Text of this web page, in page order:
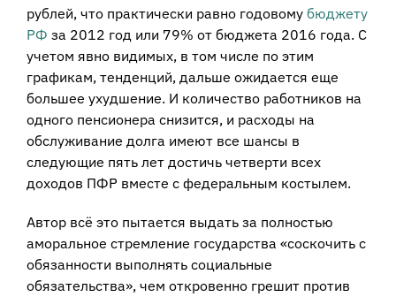
рублей, что практически равно годовому бюджету
РФ за 2012 год или 79% от бюджета 2016 года. С
учетом явно видимых, в том числе по этим
графикам, тенденций, дальше ожидается еще
большее ухудшение. И количество работников на
одного пенсионера снизится, и расходы на
обслуживание долга имеют все шансы в
следующие пять лет достичь четверти всех
доходов ПФР вместе с федеральным костылем.
Автор всё это пытается выдать за полностью
аморальное стремление государства «соскочить с
обязанности выполнять социальные
обязательства», чем откровенно грешит против